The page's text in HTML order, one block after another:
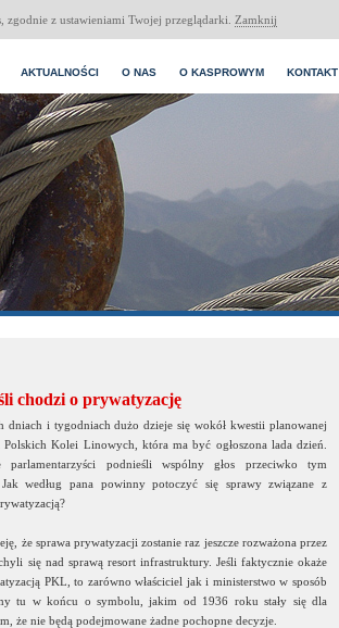
z ustawieniami Twojej przeglądarki. Zamknij
AKTUALNOŚCI O NAS O KASPROWYM KONTAKT
chodzi o prywatyzację
dniach i tygodniach dużo dzieje się wokół kwestii planowanej
Kolei Linowych, która ma być ogłoszona lada dzień.
parlamentarzyści podnieśli wspólny głos przeciwko tym
Jak według pana powinny potoczyć się sprawy związane z
że sprawa prywatyzacji zostanie raz jeszcze rozważona przez
się nad sprawą resort infrastruktury. Jeśli faktycznie okaże
PKL, to zarówno właściciel jak i ministerstwo w sposób
tu w końcu o symbolu, jakim od 1936 roku stały się dla
że nie będą podejmowane żadne pochopne decyzje.